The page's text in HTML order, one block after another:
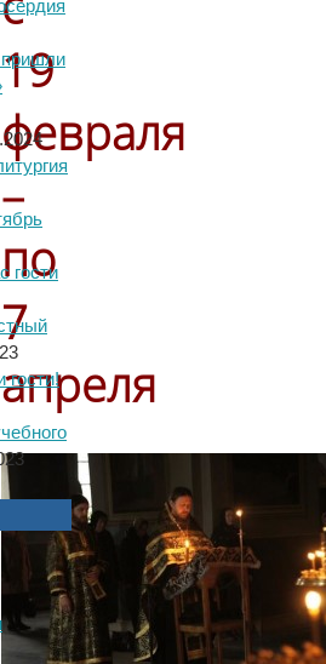
19
февраля
–
по
7
апреля
гости
гости!